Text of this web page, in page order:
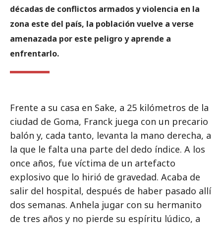
décadas de conflictos armados y violencia en la
zona este del país, la población vuelve a verse
amenazada por este peligro y aprende a
enfrentarlo.
Frente a su casa en Sake, a 25 kilómetros de la
ciudad de Goma, Franck juega con un precario
balón y, cada tanto, levanta la mano derecha, a
la que le falta una parte del dedo índice. A los
once años, fue víctima de un artefacto
explosivo que lo hirió de gravedad. Acaba de
salir del hospital, después de haber pasado allí
dos semanas. Anhela jugar con su hermanito
de tres años y no pierde su espíritu lúdico, a